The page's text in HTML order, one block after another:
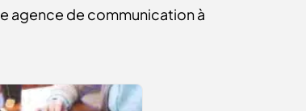
agence de communication à